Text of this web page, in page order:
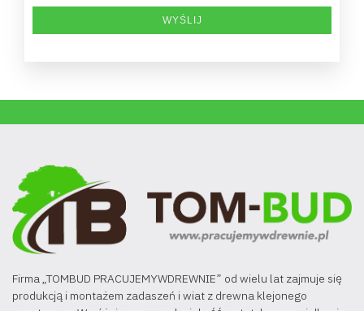
Firma „TOMBUD PRACUJEMYWDREWNIE” od wielu lat zajmuje się
produkcją i montażem zadaszeń i wiat z drewna klejonego